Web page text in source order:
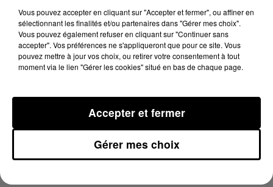
25 mars 2025 - 2 min 27 sec
LE BILLET DE FRED DU 25/03/2025
Les derniers podcasts du billet de Fred sur 100%
Vous pouvez accepter en cliquant sur "Accepter et fermer", ou affiner en
sélectionnant les finalités et/ou partenaires dans "Gérer mes choix".
Vous pouvez également refuser en cliquant sur "Continuer sans
accepter". Vos préférences ne s'appliqueront que pour ce site. Vous
pouvez mettre à jour vos choix, ou retirer votre consentement à tout
moment via le lien "Gérer les cookies" situé en bas de chaque page.
Gérer mes choix
Accepter et fermer